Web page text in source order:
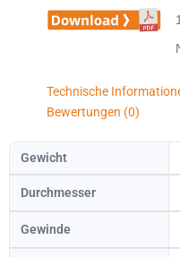
Technische
Bewertungen (0)
Gewicht
Durchmesser
Gewinde